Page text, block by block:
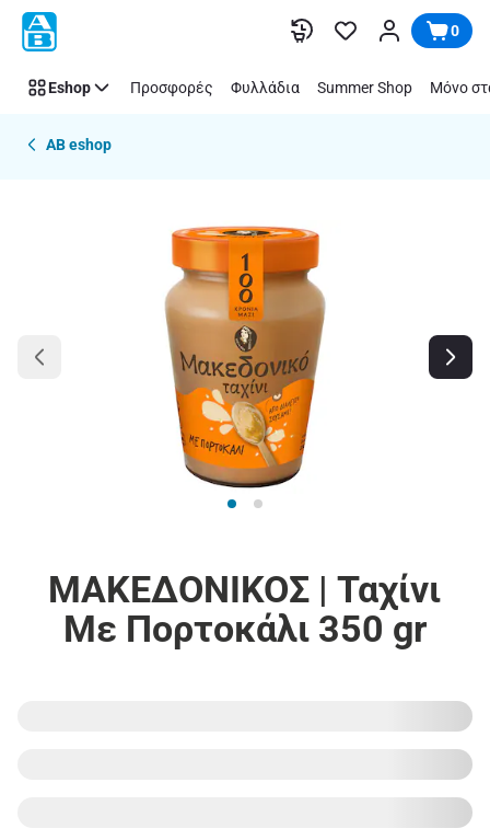
Παράλειψη 0
Eshop Προσφορές Φυλλάδια Summer Shop Μόνο
AB eshop
ΜΑΚΕΔΟΝΙΚΟΣ | Ταχίνι
Με Πορτοκάλι 350 gr